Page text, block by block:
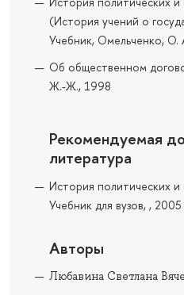
(История учений о
Учебник, Омельченко, О.
Об общественном
Ж.-Ж., 1998
Рекомендуемая
литература
История политических и
Учебник для вузов, , 2005
Авторы
Любавина Светлана